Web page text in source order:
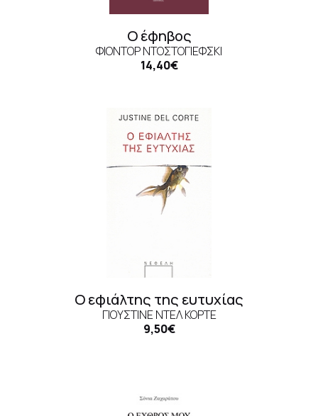
Ο έφηβος
ΦΙΟΝΤΌΡ ΝΤΟΣΤΟΓΙΈΦΣΚΙ
14,40€
Ο εφιάλτης της ευτυχίας
ΓΙΟΥΣΤΊΝΕ ΝΤΕΛ ΚΌΡΤΕ
9,50€